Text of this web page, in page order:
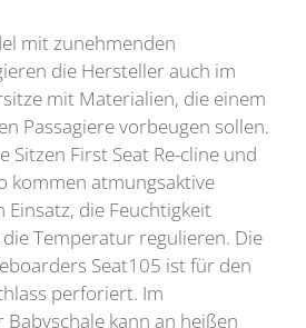
mit zunehmenden
die Hersteller auch im
mit Materialien, die einem
Passagiere vorbeugen sollen.
Sitzen First Seat Re-cline und
kommen atmungsaktive
Einsatz, die Feuchtigkeit
Temperatur regulieren. Die
Seat105 ist für den
perforiert. Im
Babyschale kann an heißen